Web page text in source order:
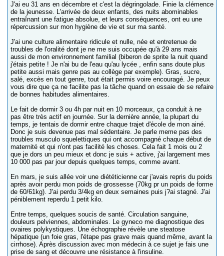
J'ai eu 31 ans en décembre et c'est la dégringolade. Finie la clémence
de la jeunesse. L'arrivée de deux enfants, des nuits abominables
entraînant une fatigue absolue, et leurs conséquences, ont eu une
répercussion sur mon hygiène de vie et sur ma santé.
J'ai une culture alimentaire ridicule et nulle, née et entretenue de
troubles de l'oralité dont je ne me suis occupée qu'à 29 ans mais
aussi de mon environnement familial (biberon de sprite la nuit quand
j'étais petite ! Je n'ai bu de l'eau qu'au lycée , enfin sans doute plus
petite aussi mais genre pas au collège par exemple). Gras, sucre,
salé, excès en tout genre, tout était permis voire encouragé. Je peux
vous dire que ça ne facilite pas la tâche quand on essaie de se refaire
de bonnes habitudes alimentaires.
Le fait de dormir 3 ou 4h par nuit en 10 morceaux, ça conduit à ne
pas être très actif en journée. Sur la dernière année, la plupart du
temps, je tentais de dormir entre chaque trajet d'école de mon ainé.
Donc je suis devenue pas mal sédentaire. Je parle meme pas des
troubles musculo squelettiques qui ont accompagné chaque début de
maternité et qui n'ont pas facilité les choses. Cela fait 1 mois ou 2
que je dors un peu mieux et donc je suis + active, j'ai largement mes
10 000 pas par jour depuis quelques temps, comme avant.
En mars, je suis allée voir une diététicienne car j'avais repris du poids
après avoir perdu mon poids de grossesse (70kg pr un poids de forme
de 60/61kg). J'ai perdu 3/4kg en deux semaines puis j?ai stagné. J'ai
péniblement reperdu 1 petit kilo.
Entre temps, quelques soucis de santé. Circulation sanguine,
douleurs pelviennes, abdominales. Le gyneco me diagnostique des
ovaires polykystiques. Une échographie révèle une steatose
hépatique (un foie gras, l'étape pas grave mais quand même, avant la
cirrhose). Après discussion avec mon médecin à ce sujet je fais une
prise de sang et découvre une résistance à l'insuline.